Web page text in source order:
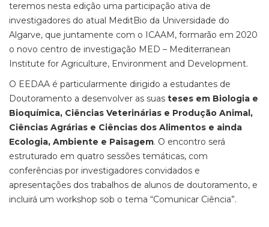
teremos nesta edição uma participação ativa de
investigadores do atual MeditBio da Universidade do
Algarve, que juntamente com o ICAAM, formarão em 2020
o novo centro de investigação MED – Mediterranean
Institute for Agriculture, Environment and Development.
O EEDAA é particularmente dirigido a estudantes de
Doutoramento a desenvolver as suas teses em Biologia e
Bioquímica, Ciências Veterinárias e Produção Animal,
Ciências Agrárias e Ciências dos Alimentos e ainda
Ecologia, Ambiente e Paisagem. O encontro será
estruturado em quatro sessões temáticas, com
conferências por investigadores convidados e
apresentações dos trabalhos de alunos de doutoramento, e
incluirá um workshop sob o tema “Comunicar Ciência”.